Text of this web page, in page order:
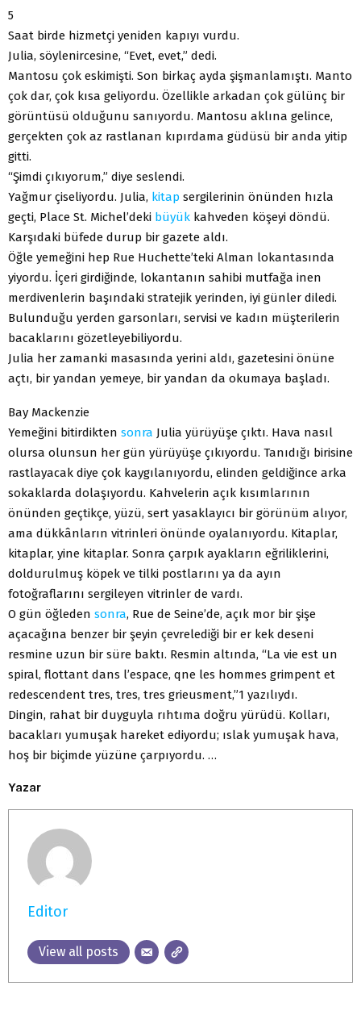
5
Saat birde hizmetçi yeniden kapıyı vurdu.
Julia, söylenircesine, “Evet, evet,” dedi.
Mantosu çok eskimişti. Son birkaç ayda şişmanlamıştı. Manto
çok dar, çok kısa geliyordu. Özellikle arkadan çok gülünç bir
görüntüsü olduğunu sanıyordu. Mantosu aklına gelince,
gerçekten çok az rastlanan kıpırdama güdüsü bir anda yitip
gitti.
“Şimdi çıkıyorum,” diye seslendi.
Yağmur çiseliyordu. Julia, kitap sergilerinin önünden hızla
geçti, Place St. Michel’deki büyük kahveden köşeyi döndü.
Karşıdaki büfede durup bir gazete aldı.
Öğle yemeğini hep Rue Huchette’teki Alman lokantasında
yiyordu. İçeri girdiğinde, lokantanın sahibi mutfağa inen
merdivenlerin başındaki stratejik yerinden, iyi günler diledi.
Bulunduğu yerden garsonları, servisi ve kadın müşterilerin
bacaklarını gözetleyebiliyordu.
Julia her zamanki masasında yerini aldı, gazetesini önüne
açtı, bir yandan yemeye, bir yandan da okumaya başladı.
Bay Mackenzie
Yemeğini bitirdikten sonra Julia yürüyüşe çıktı. Hava nasıl
olursa olunsun her gün yürüyüşe çıkıyordu. Tanıdığı birisine
rastlayacak diye çok kaygılanıyordu, elinden geldiğince arka
sokaklarda dolaşıyordu. Kahvelerin açık kısımlarının
önünden geçtikçe, yüzü, sert yasaklayıcı bir görünüm alıyor,
ama dükkânların vitrinleri önünde oyalanıyordu. Kitaplar,
kitaplar, yine kitaplar. Sonra çarpık ayakların eğriliklerini,
doldurulmuş köpek ve tilki postlarını ya da ayın
fotoğraflarını sergileyen vitrinler de vardı.
O gün öğleden sonra, Rue de Seine’de, açık mor bir şişe
açacağına benzer bir şeyin çevrelediği bir er kek deseni
resmine uzun bir süre baktı. Resmin altında, “La vie est un
spiral, flottant dans l’espace, qne les hommes grimpent et
redescendent tres, tres, tres grieusment,”1 yazılıydı.
Dingin, rahat bir duyguyla rıhtıma doğru yürüdü. Kolları,
bacakları yumuşak hareket ediyordu; ıslak yumuşak hava,
hoş bir biçimde yüzüne çarpıyordu. …
Yazar
Editor
View all posts